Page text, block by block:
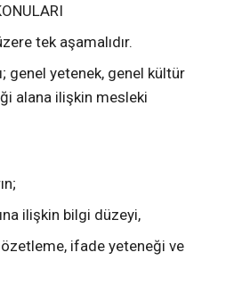
tek aşamalıdır.
genel yetenek, genel kültür
alana ilişkin mesleki
ilişkin bilgi düzeyi,
özetleme, ifade yeteneği ve